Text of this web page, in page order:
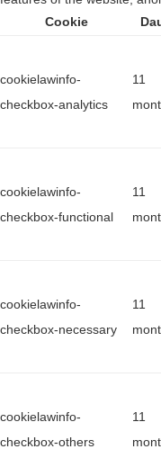
Cookie
cookielawinfo-
checkbox-analytics
11
cookielawinfo-
checkbox-functional
11
cookielawinfo-
checkbox-necessary
11
cookielawinfo-
checkbox-others
11